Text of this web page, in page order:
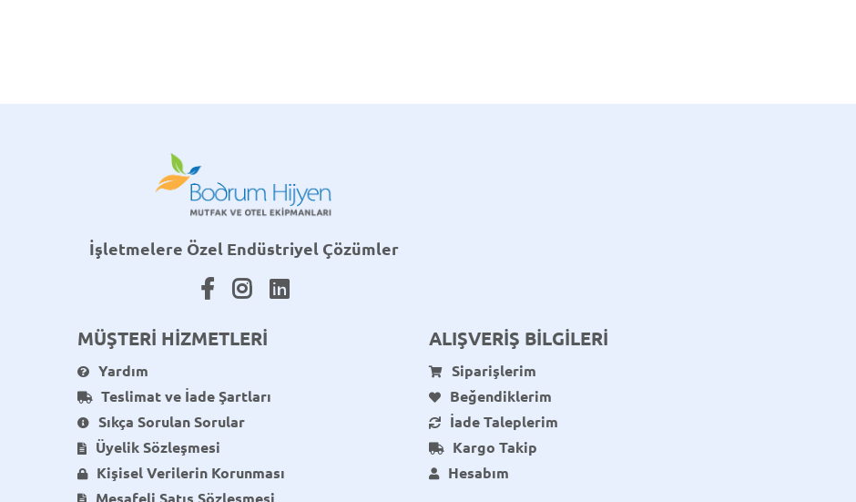
İşletmelere Özel Endüstriyel Çözümler
MÜŞTERİ HİZMETLERİ
Yardım
Teslimat ve İade Şartları
Sıkça Sorulan Sorular
Üyelik Sözleşmesi
Kişisel Verilerin Korunması
Mesafeli Satış Sözleşmesi
ALIŞVERİŞ BİLGİLERİ
Siparişlerim
Beğendiklerim
İade Taleplerim
Kargo Takip
Hesabım